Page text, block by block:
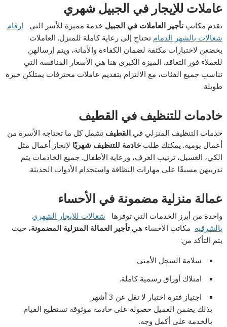
عاملات للإيجار في الجبيل شهري
تقدم مكاتبتأجير العاملات في الجبيل خدمة مميزة للأسر التي ارقام
شغالات بالشهر الدمام تحتاج إلى رعاية كاملة للمنزل. العاملات
يخضعن لاختبارات مكثفة لضمان الكفاءة والأمانة، ويتم إرسالهن
للعملاء فور التعاقد. الميزة الكبرى هنا هي الأسعار المنافسة التي
تناسب جميع الفئات، مع الالتزام بتقديم عاملات محترفات يمتلكن خبرة
طويلة.
خادمات للتنظيف في القطيف
خدمات التنظيف المنزلي فيالقطيف تشمل كل ما تحتاجه الأسرة من
أعمال يومية. يمكنك طلبخادمة للتنظيف شهريًا لإنجاز أعمال مثل
الكي، الغسيل، ترتيب الغرف، ورعاية الأطفال. جميع الخادمات يتم
تدريبهن مسبقًا على مهارات النظافة واستخدام الأدوات الحديثة.
عمالة منزلية مضمونة في الأحساء
واحدة من أبرز الخدمات التي توفرها شغالات للايجار الشهري
بالشرقيه مكاتب الأحساء هيتأجير العمالة المنزلية المضمونة، حيث
يتم التأكد من:
سلامة السجل الأمني.
امتلاك أوراق رسمية كاملة.
اجتياز فترة اختبار لا تقل عن 3 أشهر.
بذلك يضمن العميل حصوله على خادمة موثوقة تستطيع القيام
بالخدمة على أكمل وجه.